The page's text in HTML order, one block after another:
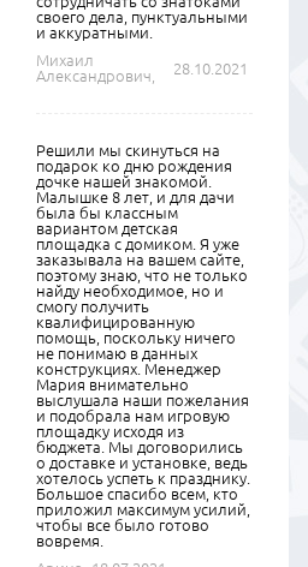
своего дела, пунктуальными
и аккуратными.
Михаил
Александрович,
28.10.2021
Решили мы скинуться на
подарок ко дню рождения
дочке нашей знакомой.
Малышке 8 лет, и для дачи
была бы классным
вариантом детская
площадка с домиком. Я уже
заказывала на вашем сайте,
поэтому знаю, что не только
найду необходимое, но и
смогу получить
квалифицированную
помощь, поскольку ничего
не понимаю в данных
конструкциях. Менеджер
Мария внимательно
выслушала наши пожелания
и подобрала нам игровую
площадку исходя из
бюджета. Мы договорились
о доставке и установке, ведь
хотелось успеть к празднику.
Большое спасибо всем, кто
приложил максимум усилий,
чтобы все было готово
вовремя.